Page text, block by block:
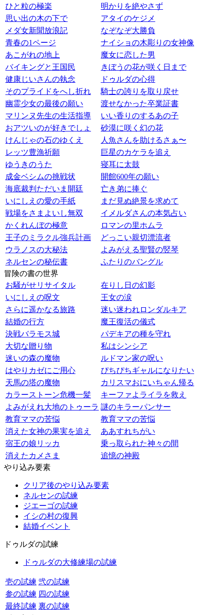
ひと粒の極楽
明かりを絶やさず
思い出の木の下で
アタイのケジメ
メダ女新聞放浪記
なぞなぞ大勝負
青春の1ページ
ナイショの木彫りの女神像
あこがれの地上
魔女に恋した男
バイキングと王国民
きぼうの花が咲く日まで
健康じいさんの執念
ドゥルダの心得
そのプライドをへし折れ
騎士の誇りを取り戻せ
幽霊少女の最後の願い
渡せなかった卒業証書
マリンヌ先生の生活指導
いい香りのするあの子
おアツいのが好きでしょ
砂漠に咲く幻の花
けんじゃの石のゆくえ
人魚さんを助けるさぁ〜
レッツ豊漁祈願
巨星のカケラを追え
ゆうきのうた
寝耳に太鼓
成金ベシムの挑戦状
開館600年の願い
海底裁判ただいま開廷
亡き弟に捧ぐ
いにしえの愛の手紙
まだ見ぬ絶景を求めて
戦場をさまよいし無双
イメルダさんの本気占い
かくれんぼの極意
ロマンの里ホムラ
王子のミラクル強兵計画
どっこい親切漂流者
ウラノスの大秘法
よみがえる聖賢の竪琴
ネルセンの秘伝書
ふたりのバングル
冒険の書の世界
お騒がせリサイタル
在りし日の幻影
いにしえの呪文
王女の涙
さらに遥かなる旅路
迷い迷われロンダルキア
結婚の行方
魔王復活の儀式
決戦バラモス城
パデキアの種を守れ
大切な贈り物
私はシンシア
迷いの森の魔物
ルドマン家の呪い
はやりカゼにご用心
ぴちぴちギャルになりたい
天馬の塔の魔物
カリスマおにいちゃん帰る
カラーストーン危機一髪
キーファよライラを救え
よみがえれ大地のトゥーラ 謎のキラーパンサー
教育ママの苦悩
教育ママの苦悩
消えた女神の果実を追え
ああすれちがい
宿王の娘リッカ
乗っ取られた神々の間
消えたカメさま
追憶の神殿
やり込み要素
クリア後のやり込み要素
ネルセンの試練
ジエーゴの試練
イシの村の復興
結婚イベント
ドゥルダの試練
ドゥルダの大修練場の試練
壱の試練 弐の試練
参の試練 四の試練
最終試練 裏の試練